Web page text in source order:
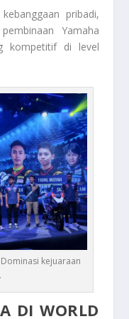
pribadi,
Yamaha
kompetitif di level
kejuaraan
DI WORLD